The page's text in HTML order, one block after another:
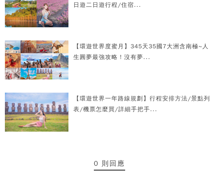
日遊二日遊行程/住宿...
【環遊世界度蜜月】345天35國7大洲含南極~人
生圓夢最強攻略！沒有夢...
【環遊世界一年路線規劃】行程安排方法/景點列
表/機票怎麼買/詳細手把手...
0 則回應